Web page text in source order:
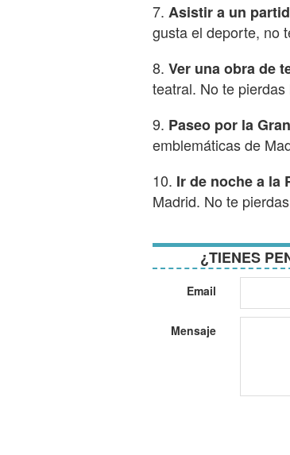
7. Asistir a un
gusta el deporte, no
8. Ver una obra de
teatral. No te
9. Paseo por la
emblemáticas de
10. Ir de noche a la
Madrid. No te
¿TIENES
Email
Mensaje